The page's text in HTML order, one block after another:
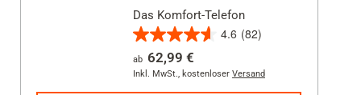
Das Komfort-Telefon
4.6 (82)
4.6
von
ab 62,99 €
Inkl. MwSt., kostenloser Versand